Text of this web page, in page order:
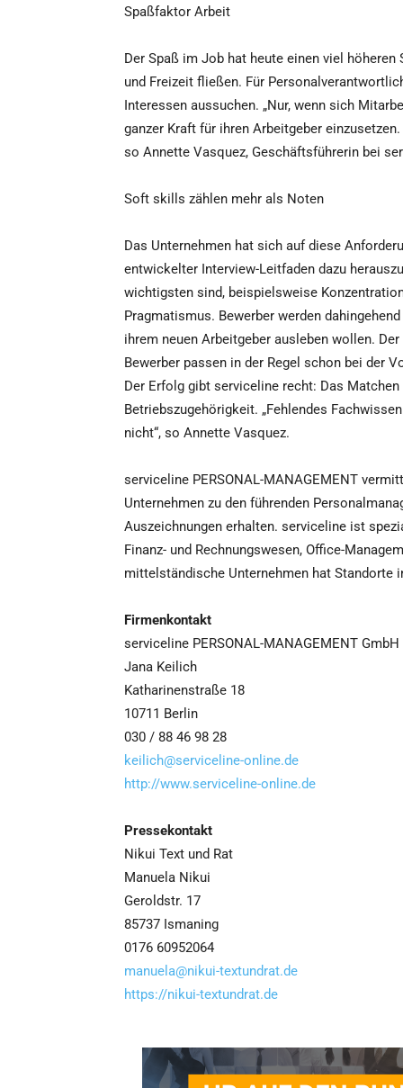
Spaßfaktor Arbeit
Der Spaß im Job hat heute einen viel
und Freizeit fließen. Für
Interessen aussuchen. „Nur, wenn sich
ganzer Kraft für ihren Arbeitgeber
so Annette Vasquez, Geschäftsführerin bei
Soft skills zählen mehr als Noten
Das Unternehmen hat sich auf diese
entwickelter Interview-Leitfaden dazu
wichtigsten sind, beispielsweise
Pragmatismus. Bewerber werden
ihrem neuen Arbeitgeber ausleben wollen.
Bewerber passen in der Regel schon bei der
Der Erfolg gibt serviceline recht: Das
Betriebszugehörigkeit. „Fehlendes
nicht“, so Annette Vasquez.
serviceline PERSONAL-MANAGEMENT
Unternehmen zu den führenden
Auszeichnungen erhalten. serviceline ist
Finanz- und Rechnungswesen, Office-
mittelständische Unternehmen hat Standorte
Firmenkontakt
serviceline PERSONAL-MANAGEMENT GmbH
Jana Keilich
Katharinenstraße 18
10711 Berlin
030 / 88 46 98 28
keilich@serviceline-online.de
http://www.serviceline-online.de
Pressekontakt
Nikui Text und Rat
Manuela Nikui
Geroldstr. 17
85737 Ismaning
0176 60952064
manuela@nikui-textundrat.de
https://nikui-textundrat.de